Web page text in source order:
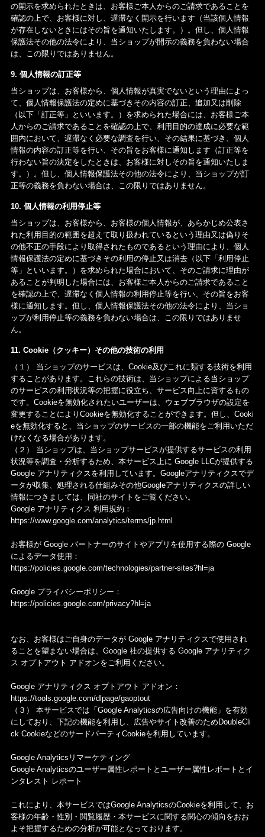
の開示を求められたときは、お客様ご本人からのご請求であることを
確認の上で、お客様に対し、遅滞なく開示を行います（当該個人情報
が存在しないときにはその旨を通知いたします。）。但し、個人情報
保護法その他の法令により、当ショップが開示の義務を負わない場合
は、この限りではありません。
9. 個人情報の訂正等
当ショップは、お客様から、個人情報が真実でないという理由によっ
て、個人情報保護法の定めに基づきその内容の訂正、追加又は削除
（以下「訂正等」といいます。）を求められた場合には、お客様ご本
人からのご請求であることを確認の上で、利用目的の達成に必要な範
囲内において、遅滞なく必要な調査を行い、その結果に基づき、個人
情報の内容の訂正等を行い、その旨をお客様に通知します（訂正等を
行わない旨の決定をしたときは、お客様に対しその旨を通知いたしま
す。）。但し、個人情報保護法その他の法令により、当ショップが訂
正等の義務を負わない場合は、この限りではありません。
10. 個人情報の利用停止等
当ショップは、お客様から、お客様の個人情報が、あらかじめ公表さ
れた利用目的の範囲を超えて取り扱われているという理由又は偽りそ
の他不正の手段により取得されたものであるという理由により、個人
情報保護法の定めに基づきその利用の停止又は消去（以下「利用停止
等」といいます。）を求められた場合において、そのご請求に理由が
あることが判明した場合には、お客様ご本人からのご請求であること
を確認の上で、遅滞なく個人情報の利用停止等を行い、その旨をお客
様に通知します。但し、個人情報保護法その他の法令により、当ショ
ップが利用停止等の義務を負わない場合は、この限りではありませ
ん。
11. Cookie（クッキー）その他の技術の利用
（１） 当ショップのサービスは、Cookie及びこれに類する技術を利用
することがあります。これらの技術は、当ショップによる当ショップ
のサービスの利用状況等の把握に役立ち、サービス向上に資するもの
です。Cookieを無効化されたいユーザーは、ウェブブラウザの設定を
変更することによりCookieを無効化することができます。但し、Cooki
eを無効化すると、当ショップのサービスの一部の機能をご利用いただ
けなくなる場合があります。
（２） 当ショップは、当ショップサービスが提供するサービスの利用
状況等を調査・分析するため、本サービス上に Google LLCが提供する
Google アナリティクスを利用しています。Googleアナリティクスでデ
ータが収集、処理される仕組みその他Googleアナリティクスの詳しい
情報につきましては、同社のサイトをご覧ください。
Google アナリティクス 利用規約：
https://www.google.com/analytics/terms/jp.html
お客様が Google パートナーのサイトやアプリを使用する際の Google
によるデータ使用：
https://policies.google.com/technologies/partner-sites?hl=ja
Google プライバシーポリシー：
https://policies.google.com/privacy?hl=ja
なお、お客様はご自身のデータが Google アナリティクスで使用され
ることを望まない場合は、Google 社の提供する Google アナリティク
ス オプトアウト アドオンをご利用ください。
Google アナリティクス オプトアウト アドオン：
https://tools.google.com/dlpage/gaoptout
（３） 本サービスでは「Google Analyticsの広告向けの機能」を有効
にしており、下記の機能を利用し、広告やサイト改善のためDoubleCli
ck CookieなどのサードパーティCookieを利用しています。
Google Analyticsリマーケティング
Google Analyticsのユーザー属性レポートとユーザー属性レポートとイ
ンタレスト レポート
これにより、本サービスではGoogle AnalyticsのCookieを利用して、お
客様の年齢・性別・閲覧履歴・本サービスに関する関心の傾向をおお
よそ把握するための分析が可能となっております。